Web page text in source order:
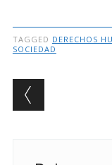
TAGGED DERECHOS
SOCIEDAD
Post